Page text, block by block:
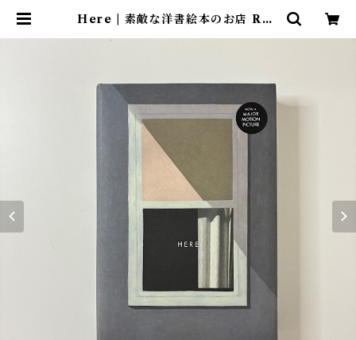
Here | 素敵な洋書絵本のお店 Rea